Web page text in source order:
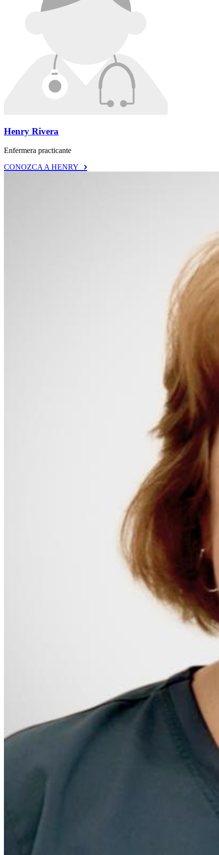
Henry Rivera
Enfermera practicante
CONOZCA A HENRY